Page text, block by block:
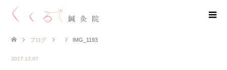
ブログ IMG_1193
2017.12.07